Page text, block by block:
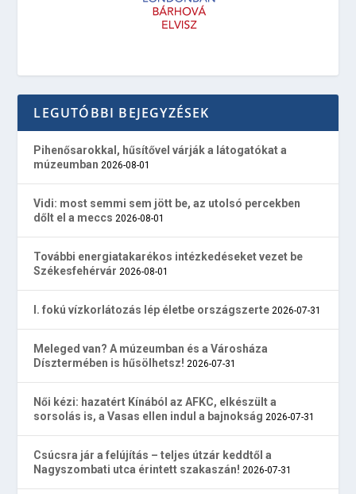
LEGUTÓBBI BEJEGYZÉSEK
Pihenősarokkal, hűsítővel várják a látogatókat a
múzeumban 2026-08-01
Vidi: most semmi sem jött be, az utolsó percekben
dőlt el a meccs 2026-08-01
További energiatakarékos intézkedéseket vezet be
Székesfehérvár 2026-08-01
I. fokú vízkorlátozás lép életbe országszerte 2026-07-31
Meleged van? A múzeumban és a Városháza
Dísztermében is hűsölhetsz! 2026-07-31
Női kézi: hazatért Kínából az AFKC, elkészült a
sorsolás is, a Vasas ellen indul a bajnokság 2026-07-31
Csúcsra jár a felújítás – teljes útzár keddtől a
Nagyszombati utca érintett szakaszán! 2026-07-31